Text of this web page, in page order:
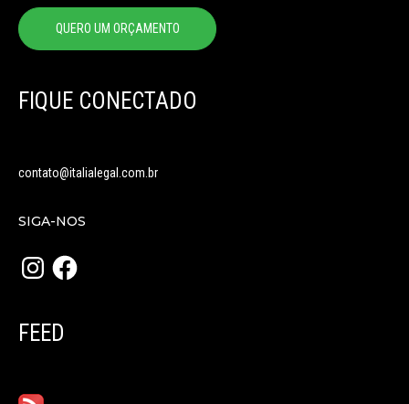
QUERO UM ORÇAMENTO
FIQUE CONECTADO
contato@italialegal.com.br
SIGA-NOS
InstagramFacebook
FEED